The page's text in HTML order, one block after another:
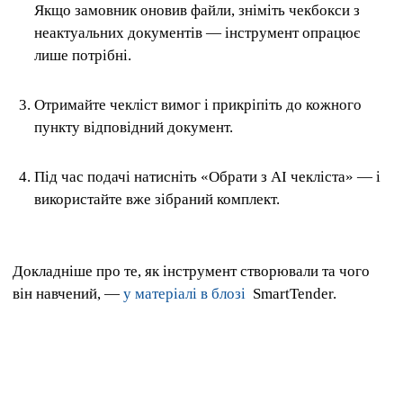
Якщо замовник оновив файли, зніміть чекбокси з
неактуальних документів — інструмент опрацює
лише потрібні.
Отримайте чекліст вимог і прикріпіть до кожного
пункту відповідний документ.
Під час подачі натисніть «Обрати з AI чекліста» — і
використайте вже зібраний комплект.
Докладніше про те, як інструмент створювали та чого
він навчений, — у матеріалі в блозі SmartTender.